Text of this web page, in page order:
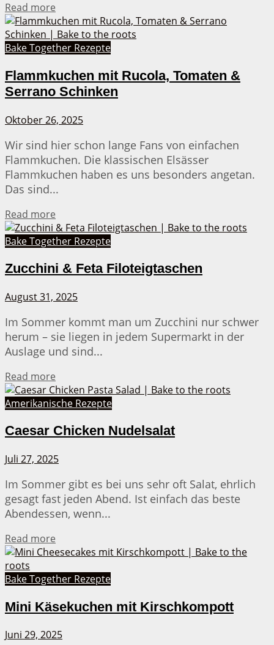
Read more
Bake Together Rezepte
Flammkuchen mit Rucola, Tomaten &
Serrano Schinken
Oktober 26, 2025
Wir sind hier schon lange Fans von einfachen
Flammkuchen. Die klassischen Elsässer
Flammkuchen haben es uns besonders angetan.
Das sind...
Read more
Bake Together Rezepte
Zucchini & Feta Filoteigtaschen
August 31, 2025
Im Sommer kommt man um Zucchini nur schwer
herum – sie liegen in jedem Supermarkt in der
Auslage und sind...
Read more
Amerikanische Rezepte
Caesar Chicken Nudelsalat
Juli 27, 2025
Im Sommer gibt es bei uns sehr oft Salat, ehrlich
gesagt fast jeden Abend. Ist einfach das beste
Abendessen, wenn...
Read more
Bake Together Rezepte
Mini Käsekuchen mit Kirschkompott
Juni 29, 2025